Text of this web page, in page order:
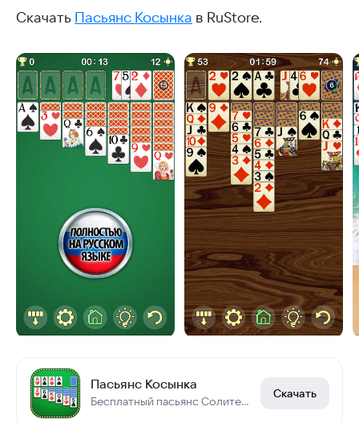
Игра Блоки – бесплатные головоломки, тетрис пазл
Скачать игры детства
Часто задаваемые вопросы
Похожие статьи
Скачать Пасьянс Косынка в RuStore.
Пасьянс Косынка
Бесплатный пасьянс Солитер (Solitaire) Косынка без интернета и почти без рекламы
Скачать